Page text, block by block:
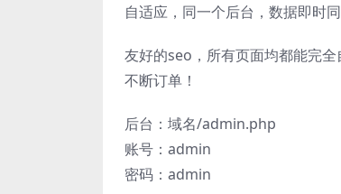
自适应，同一个后台，数据即时
友好的seo，所有页面均都能完
不断订单！
后台：域名/admin.php
账号：admin
密码：admin